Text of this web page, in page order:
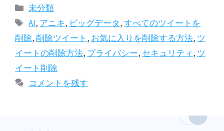
カ
テ
ゴ
リ
ー
未分類
タ
グ
AI, アニキ, ビッグデータ,すべてのツイートを
削除,削除ツイート , お気に入りを削除する方法, ツ
イートの削除方法, プライバシー, セキュリティ, ツ
イート削除
コメントを残す